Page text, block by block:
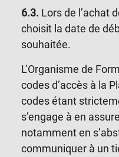
6.3. Lors de l’achat
choisit la date de
souhaitée.
L’Organisme de
codes d’accès à la
codes étant
s’engage à en
notamment en
communiquer à un